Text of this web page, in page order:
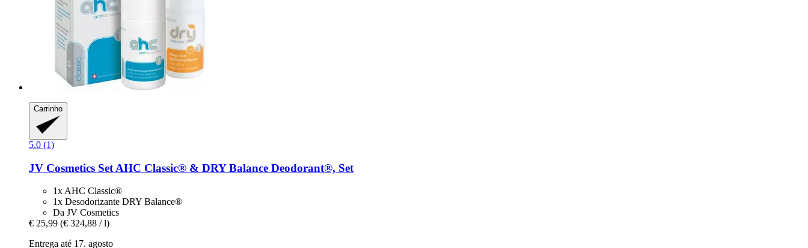
Carrinho
5.0 (1)
JV Cosmetics Set AHC Classic® & DRY Balance Deodorant®, Set
1x AHC Classic®
1x Desodorizante DRY Balance®
Da JV Cosmetics
€ 25,99 (€ 324,88 / l)
Entrega até 17. agosto